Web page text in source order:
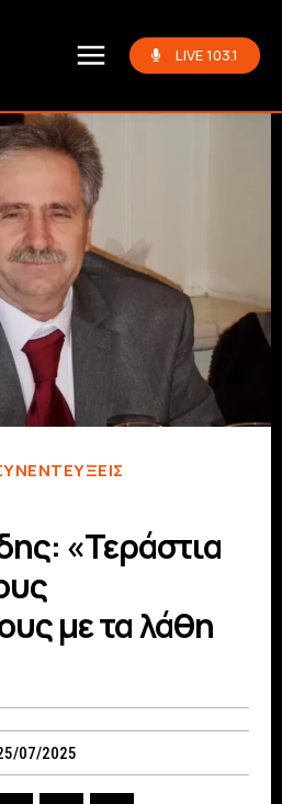
LIVE 103.1
«Τεράστια
με τα λάθη
07/2025